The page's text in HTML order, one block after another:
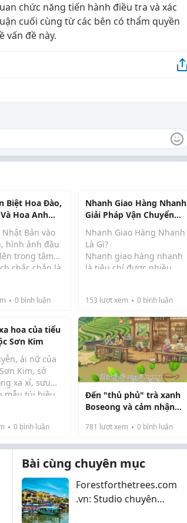
chức năng tiến hành điều tra và xác
cuối cùng từ các bên có thẩm quyền
vấn đề này.
Biệt Hoa Đào,
Hoa Anh
Bản
Bản vào
hình ảnh đầu
trong tâm
chắc chắn là
khu vườn
bởi ...
0 bình luận
Nhanh Giao Hàng Nhanh
Giải Pháp Vận Chuyển
Tiện Lợi Cho Mọi Đơn
Hàng
Nhanh Giao Hàng Nhanh
Là Gì?
Nhanh giao hàng nhanh
là tiêu chí được nhiều
gian giao nhận ngắn
giúp người mua nhanh
chóng nhận được sản
phẩm, đồng thời n...
153 lượt xem 0bình luận
hoa của tiểu
Sơn Kim
ái nữ của
Kim, sở
xa xỉ, sưu
mẫu túi hiệu
thiếu gia.
0 bình luận
Đến "thủ phủ" trà xanh
Boseong và cảm nhận
phê độc đáo
781 lượt xem 0bình luận
Bài cùng chuyên mục
Forestforthetrees.com
.vn: Studio chuyên